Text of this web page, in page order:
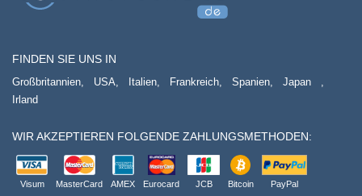
FINDEN SIE UNS IN
Großbritannien, USA, Italien, Frankreich, Spanien, Japan
,
Irland
WIR AKZEPTIEREN FOLGENDE ZAHLUNGSMETHODEN:
Visum MasterCard AMEX Eurocard JCB Bitcoin PayPal